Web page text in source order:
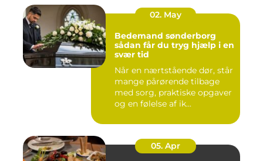
02. May
Bedemand sønderborg
sådan får du tryg hjælp i en
svær tid
Når en nærtstående dør, står
mange pårørende tilbage
med sorg, praktiske opgaver
og en følelse af ik...
05. Apr